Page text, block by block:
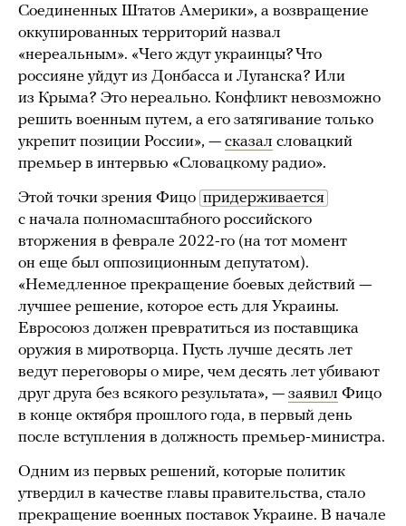
Соединенных Штатов Америки», а возвращение
оккупированных территорий назвал
«нереальным». «Чего ждут украинцы? Что
россияне уйдут из Донбасса и Луганска? Или
из Крыма? Это нереально. Конфликт невозможно
решить военным путем, а его затягивание только
укрепит позиции России», — сказал словацкий
премьер в интервью «Словацкому радио».
Этой точки зрения Фицо придерживается
с начала полномасштабного российского
вторжения в феврале 2022-го (на тот момент
он еще был оппозиционным депутатом).
«Немедленное прекращение боевых действий —
лучшее решение, которое есть для Украины.
Евросоюз должен превратиться из поставщика
оружия в миротворца. Пусть лучше десять лет
ведут переговоры о мире, чем десять лет убивают
друг друга без всякого результата», — заявил Фицо
в конце октября прошлого года, в первый день
после вступления в должность премьер-министра.
Одним из первых решений, которые политик
утвердил в качестве главы правительства, стало
прекращение военных поставок Украине. В начале